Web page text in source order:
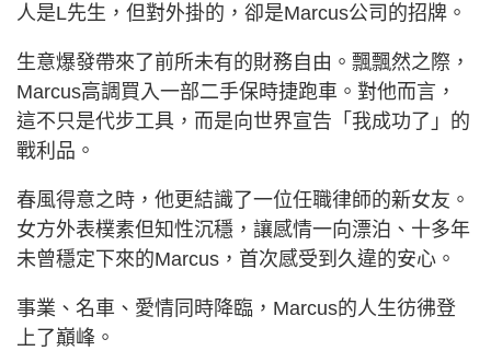
人是L先生，但對外掛的，卻是Marcus公司的招牌。
生意爆發帶來了前所未有的財務自由。飄飄然之際，
Marcus高調買入一部二手保時捷跑車。對他而言，
這不只是代步工具，而是向世界宣告「我成功了」的
戰利品。
春風得意之時，他更結識了一位任職律師的新女友。
女方外表樸素但知性沉穩，讓感情一向漂泊、十多年
未曾穩定下來的Marcus，首次感受到久違的安心。
事業、名車、愛情同時降臨，Marcus的人生彷彿登
上了巔峰。